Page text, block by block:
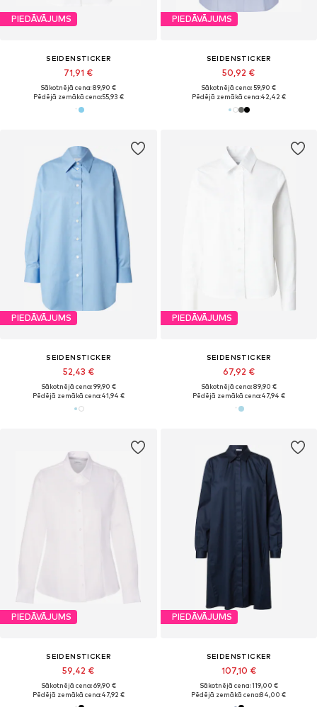
PIEDĀVĀJUMS
SEIDENSTICKER
71,91 €
Sākotnējā cena: 89,90 €
Pēdējā zemākā cena:55,93 €
PIEDĀVĀJUMS
SEIDENSTICKER
50,92 €
Sākotnējā cena: 59,90 €
Pēdējā zemākā cena:42,42 €
PIEDĀVĀJUMS
SEIDENSTICKER
52,43 €
Sākotnējā cena: 99,90 €
Pēdējā zemākā cena:41,94 €
PIEDĀVĀJUMS
SEIDENSTICKER
67,92 €
Sākotnējā cena: 89,90 €
Pēdējā zemākā cena:47,94 €
PIEDĀVĀJUMS
SEIDENSTICKER
59,42 €
Sākotnējā cena: 69,90 €
Pēdējā zemākā cena:47,92 €
PIEDĀVĀJUMS
SEIDENSTICKER
107,10 €
Sākotnējā cena: 119,00 €
Pēdējā zemākā cena:84,00 €